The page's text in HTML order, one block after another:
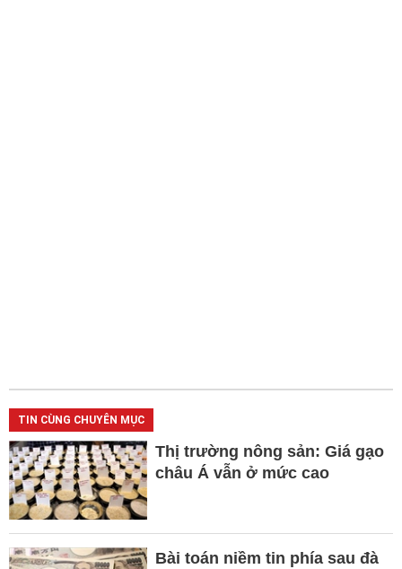
TIN CÙNG CHUYÊN MỤC
Thị trường nông sản: Giá gạo
châu Á vẫn ở mức cao
Bài toán niềm tin phía sau đà